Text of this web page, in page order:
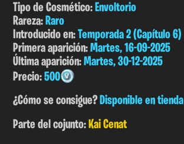
Tipo de Cosmético:Envoltorio
Rareza:Raro
Introducido en:Temporada 2 (Capítulo 6)
Primera aparición:Martes, 16-09-2025
Última aparición:Martes, 30-12-2025
Precio:500
¿Cómo se consigue?Disponible en tienda
Parte del cojunto:Kai Cenat